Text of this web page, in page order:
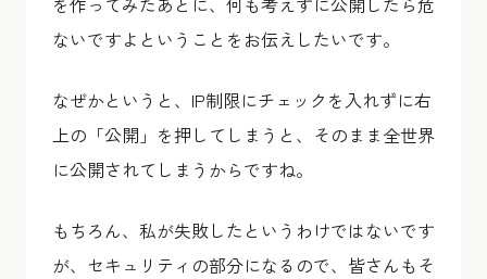
ないですよということをお伝えしたいです。
なぜかというと、IP制限にチェックを入れずに右
上の「公開」を押してしまうと、そのまま全世界
に公開されてしまうからですね。
もちろん、私が失敗したというわけではないです
が、セキュリティの部分になるので、皆さんもそ